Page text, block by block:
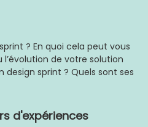
? En quoi cela peut vous
de votre solution
sprint ? Quels sont ses
d'expériences